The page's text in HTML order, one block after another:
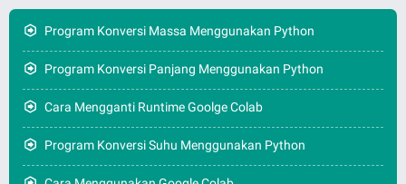
Program Konversi Massa Menggunakan Python
Program Konversi Panjang Menggunakan Python
Cara Mengganti Runtime Goolge Colab
Program Konversi Suhu Menggunakan Python